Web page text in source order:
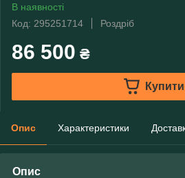
В наявності
Код: 295251714
Роздріб
86 500 ₴
Купити
Опис Характеристики
Опис